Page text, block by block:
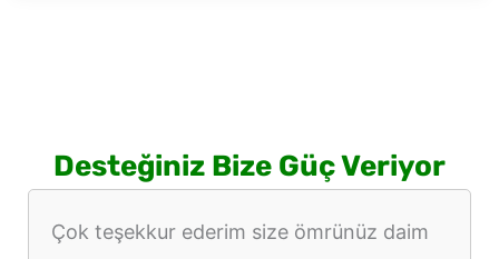
Desteğiniz Bize Güç Veriyor
Çok teşekkur ederim size ömrünüz daim